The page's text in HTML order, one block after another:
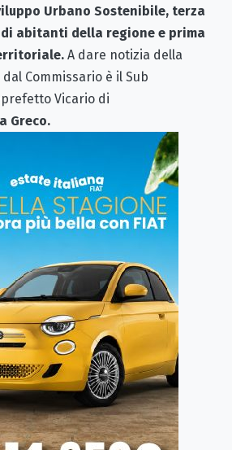
Urbano Sostenibile, terza
abitanti della regione e prima
A dare notizia della
Commissario è il Sub
Vicario di
Greco.